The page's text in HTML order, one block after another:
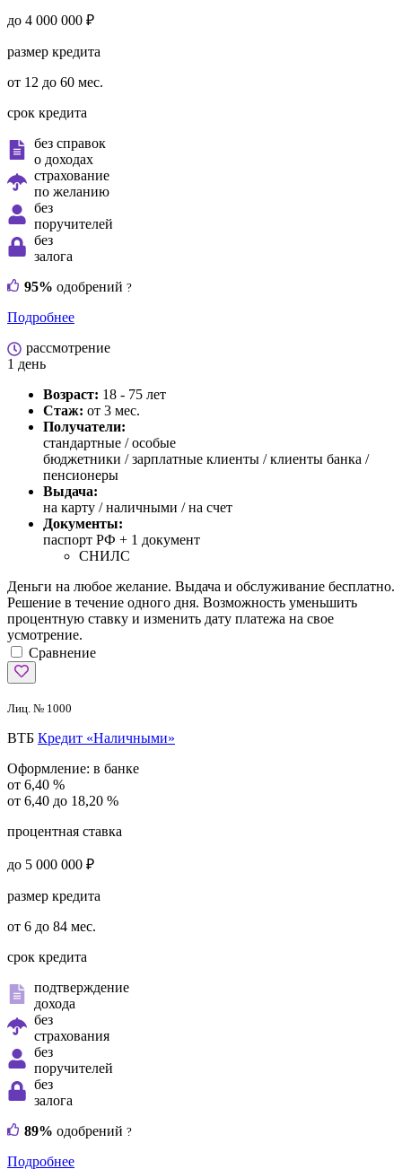
до 4 000 000 ₽
размер кредита
от 12 до 60 мес.
срок кредита
без справок
о доходах
страхование
по желанию
без
поручителей
без
залога
95% одобрений ?
Подробнее
рассмотрение
1 день
Возраст: 18 - 75 лет
Стаж: от 3 мес.
Получатели:
стандартные /особые
бюджетники / зарплатные клиенты / клиенты банка /
пенсионеры
Выдача:
на карту / наличными / на счет
Документы:
паспорт РФ + 1 документ
СНИЛС
Деньги на любое желание. Выдача и обслуживание бесплатно.
Решение в течение одного дня. Возможность уменьшить
процентную ставку и изменить дату платежа на свое
усмотрение.
Сравнение
Лиц. № 1000
ВТБ Кредит «Наличными»
Оформление: в банке
от 6,40 %
от 6,40 до 18,20 %
процентная ставка
до 5 000 000 ₽
размер кредита
от 6 до 84 мес.
срок кредита
подтверждение
дохода
без
страхования
без
поручителей
без
залога
89% одобрений ?
Подробнее